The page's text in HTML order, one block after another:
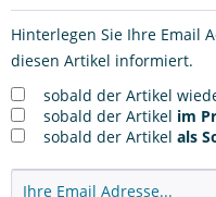
Hinterlegen Sie Ihre Email
diesen Artikel informiert.
sobald der Artikel
sobald der Artikel im
sobald der Artikel als